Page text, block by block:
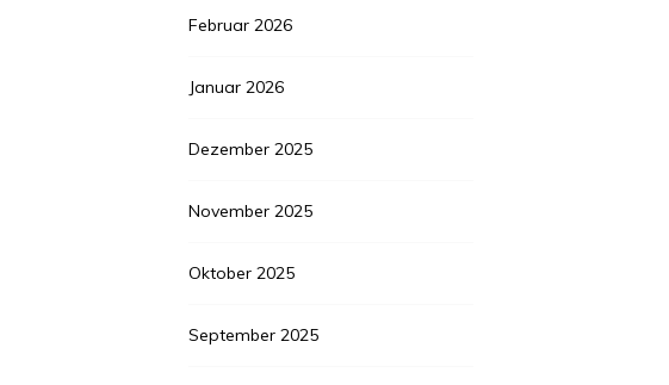
Februar 2026
Januar 2026
Dezember 2025
November 2025
Oktober 2025
September 2025